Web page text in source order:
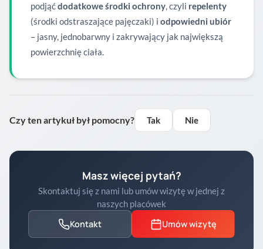
podjąćdodatkowe środki ochrony, czyli repelenty
(środki odstraszające pajęczaki) i odpowiedni ubiór
– jasny, jednobarwny i zakrywający jak największą
powierzchnię ciała.
Czy ten artykuł był pomocny? Tak Nie
Masz więcej pytań?
Skontaktuj się z nami lub umów wizytę w jednej z
naszych placówek
Kontakt Umów wizytę